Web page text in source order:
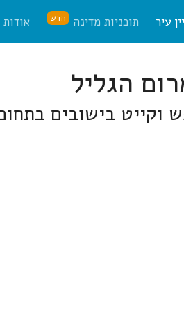
עיר תוכניות מדינה חדש אודות
וקייט בישובים